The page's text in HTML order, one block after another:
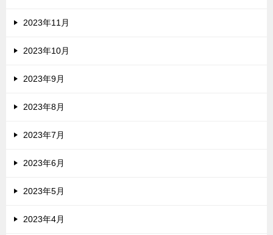
2023年11月
2023年10月
2023年9月
2023年8月
2023年7月
2023年6月
2023年5月
2023年4月